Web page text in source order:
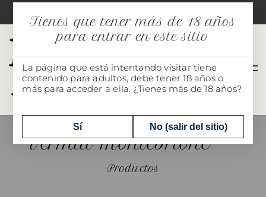
Vermut Montebrione
Productos
Tienes que tener más de 18 años
para entrar en este sitio
La página que está intentando visitar tiene
contenido para adultos, debe tener 18 años o
más para acceder a ella. ¿Tienes más de 18 años?
Sí No (salir del sitio)